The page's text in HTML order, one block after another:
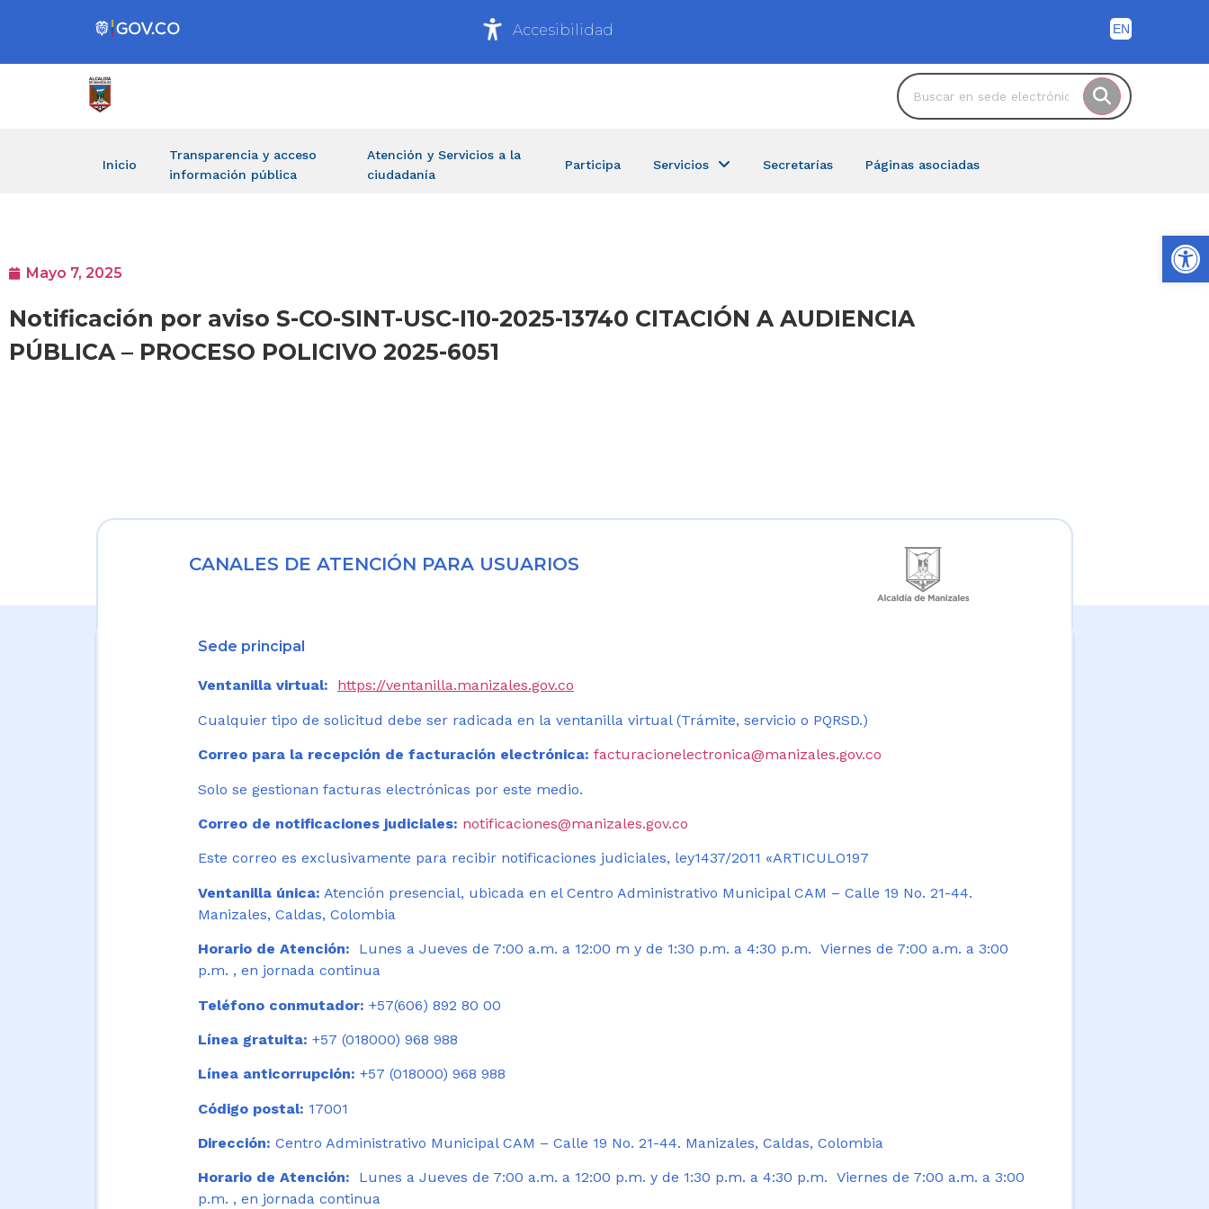
Accesibilidad
Inicio
Transparencia y acceso
información pública
Atención y Servicios a la
ciudadanía
Participa Servicios Secretarías Páginas asociadas
Mayo 7, 2025
Notificación por aviso S-CO-SINT-USC-I10-2025-13740 CITACIÓN A AUDIENCIA
PÚBLICA – PROCESO POLICIVO 2025-6051
CANALES DE ATENCIÓN PARA USUARIOS
Sede principal
Ventanilla virtual: https://ventanilla.manizales.gov.co
Cualquier tipo de solicitud debe ser radicada en la ventanilla virtual (Trámite, servicio o PQRSD.)
Correo para la recepción de facturación electrónica: facturacionelectronica@manizales.gov.co
Solo se gestionan facturas electrónicas por este medio.
Correo de notificaciones judiciales: notificaciones@manizales.gov.co
Este correo es exclusivamente para recibir notificaciones judiciales, ley1437/2011 «ARTICULO197
Ventanilla única: Atención presencial, ubicada en el Centro Administrativo Municipal CAM – Calle 19 No. 21-44.
Manizales, Caldas, Colombia
Horario de Atención:
Lunes a Jueves de 7:00 a.m. a 12:00 m y de 1:30 p.m. a 4:30 p.m. Viernes de 7:00 a.m. a 3:00
p.m. , en jornada continua
Teléfono conmutador: +57(606) 892 80 00
Línea gratuita: +57 (018000) 968 988
Línea anticorrupción: +57 (018000) 968 988
Código postal: 17001
Dirección: Centro Administrativo Municipal CAM – Calle 19 No. 21-44. Manizales, Caldas, Colombia
Horario de Atención: Lunes a Jueves de 7:00 a.m. a 12:00 p.m. y de 1:30 p.m. a 4:30 p.m. Viernes de 7:00 a.m. a 3:00
p.m. , en jornada continua